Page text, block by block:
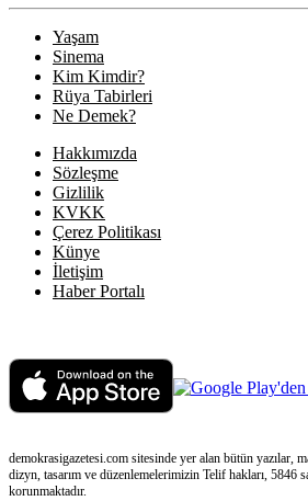
Yaşam
Sinema
Kim Kimdir?
Rüya Tabirleri
Ne Demek?
Hakkımızda
Sözleşme
Gizlilik
KVKK
Çerez Politikası
Künye
İletişim
Haber Portalı
demokrasigazetesi.com sitesinde yer alan bütün yazılar,
dizyn, tasarım ve düzenlemelerimizin Telif hakları, 5846
korunmaktadır.